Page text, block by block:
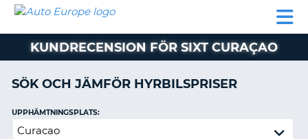
HYRBIL
HYRA
PARTNER
AUTO
EUROPE
HYRBIL
HYRA
HUSBIL
MIN
MEDLEMSINFORMATION
KUNDRECENSION FÖR SIXT CURAÇAO
SÖK OCH JÄMFÖR HYRBILSPRISER
Återlämna
UPPHÄMTNINGSPLATS: